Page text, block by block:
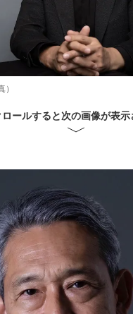
ロールすると次の画像が表